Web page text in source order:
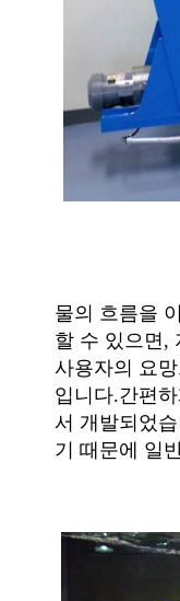
물의 흐름을
할 수 있으면,
사용자의 요
입니다.간편
서 개발되었
기 때문에 일